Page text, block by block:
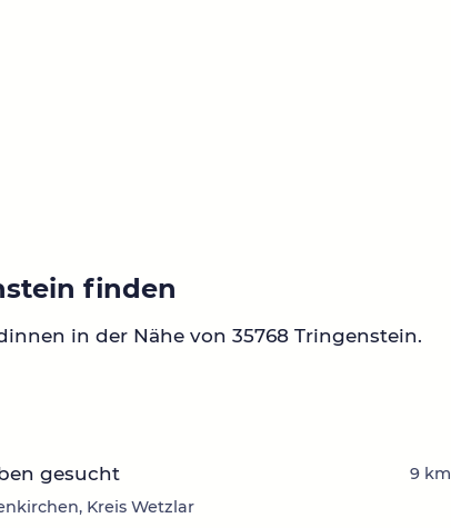
finden
in der Nähe von 35768 Tringenstein.
gesucht
Kreis Wetzlar
9 km